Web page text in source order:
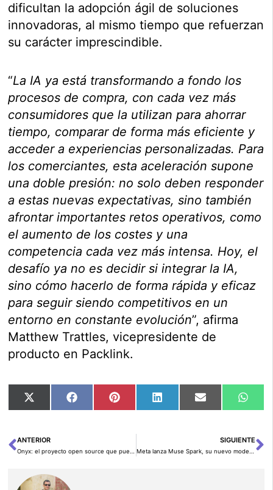
dificultan la adopción ágil de soluciones
innovadoras, al mismo tiempo que refuerzan
su carácter imprescindible.
“La IA ya está transformando a fondo los
procesos de compra, con cada vez más
consumidores que la utilizan para ahorrar
tiempo, comparar de forma más eficiente y
acceder a experiencias personalizadas. Para
los comerciantes, esta aceleración supone
una doble presión: no solo deben responder
a estas nuevas expectativas, sino también
afrontar importantes retos operativos, como
el aumento de los costes y una
competencia cada vez más intensa. Hoy, el
desafío ya no es decidir si integrar la IA,
sino cómo hacerlo de forma rápida y eficaz
para seguir siendo competitivos en un
entorno en constante evolución”, afirma
Matthew Trattles, vicepresidente de
producto en Packlink.
Compartir
en
X
Compartir
en
FacebookCompartir
en
PinterestCompartir
en
LinkedInCompartir
en
Email
en
Ant
ANTERIOR SIGUIENTE